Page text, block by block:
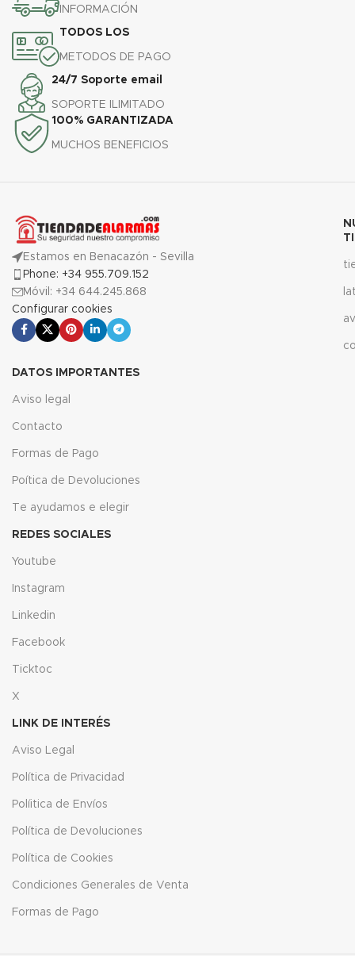
INFORMACIÓN
TODOS LOS
METODOS DE PAGO
24/7 Soporte email
SOPORTE ILIMITADO
100% GARANTIZADA
MUCHOS BENEFICIOS
Estamos en Benacazón - Sevilla
Phone: +34 955.709.152
Móvil: +34 644.245.868
Configurar cookies
DATOS IMPORTANTES
Aviso legal
Contacto
Formas de Pago
Poítica de Devoluciones
Te ayudamos e elegir
REDES SOCIALES
Youtube
Instagram
Linkedin
Facebook
Ticktoc
X
LINK DE INTERÉS
Aviso Legal
Política de Privacidad
Políitica de Envíos
Política de Devoluciones
Política de Cookies
Condiciones Generales de Venta
Formas de Pago